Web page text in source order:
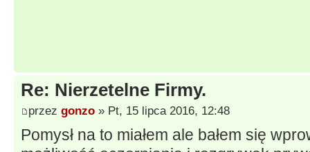
Re: Nierzetelne Firmy.
przez gonzo » Pt, 15 lipca 2016, 12:48
Pomysł na to miałem ale bałem się